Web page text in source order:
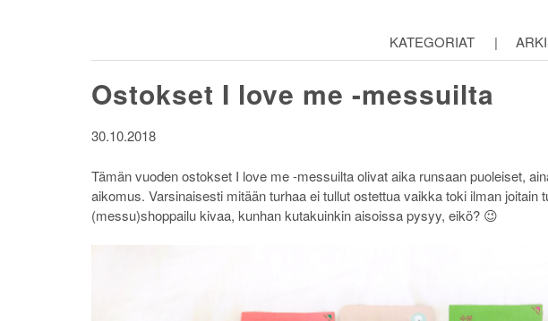
KATEGORIAT |
Ostokset I love me -messuilta
30.10.2018
Tämän vuoden ostokset I love me -messuilta olivat aika runsaan puoleiset,
aikomus. Varsinaisesti mitään turhaa ei tullut ostettua vaikka toki ilman joitain
(messu)shoppailu kivaa, kunhan kutakuinkin aisoissa pysyy, eikö? 😉